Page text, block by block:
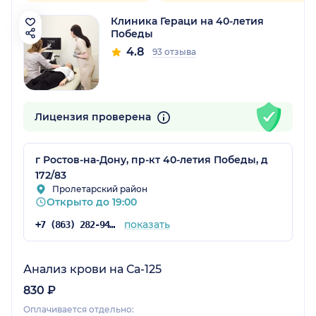
Клиника Гераци на 40-летия
Победы
4.8 93 отзыва
Лицензия проверена
г Ростов-на-Дону, пр-кт 40-летия Победы, д
172/83
Пролетарский район
Открыто до 19:00
+7 (863) 282-94-43 показать
Анализ крови на Са-125
830 ₽
Оплачивается отдельно: